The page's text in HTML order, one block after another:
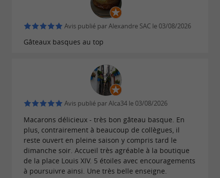
4 Place Louis XIV, 64500 Saint-Jean-de-Luz
6 Place Louis XIV, 64500 Saint-Jean-de-Luz
/ Tél. : 05 59 26 03 54 ;
49 Rue Gambetta, 64500 Saint-Jean-de-Luz
/ Tél. : 05 59 26 03 54 ;
3 Place Clemenceau, 64200 Biarritz / Tél. :
05 59 26 03 54 ;
27 Place Clemenceau, 64200 Biarritz / Tél. :
05 59 26 03 54.
Avis publié par Alexandre SAC le 03/08/2026
Gâteaux basques au top
Avis publié par Alca34 le 03/08/2026
Macarons délicieux - très bon gâteau basque. En
plus, contrairement à beaucoup de collègues, il
reste ouvert en pleine saison y compris tard le
dimanche soir. Accueil très agréable à la boutique
de la place Louis XIV. 5 étoiles avec encouragements
à poursuivre ainsi. Une très belle enseigne.